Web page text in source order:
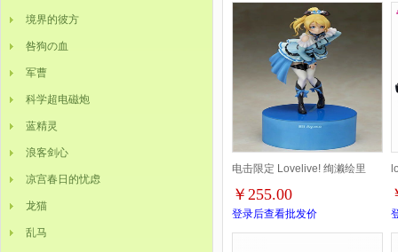
境界的彼方
咎狗の血
军曹
科学超电磁炮
蓝精灵
浪客剑心
凉宫春日的忧虑
龙猫
乱马
电击限定 Lovelive! 绚濑绘里
Birthday Project底座盒装手办
18CM一箱20个
￥255.00
登录后查看批发价